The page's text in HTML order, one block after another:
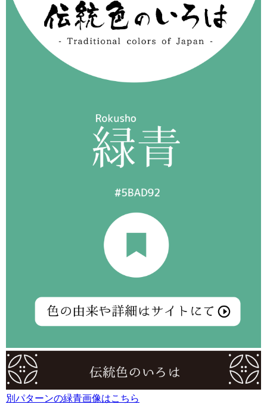
別パターンの緑青画像はこちら